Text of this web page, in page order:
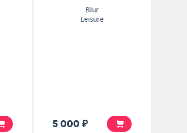
Blur
Leisure
5 000 ₽